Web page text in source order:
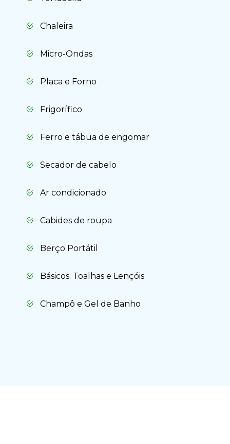
Chaleira
Micro-Ondas
Placa e Forno
Frigorífico
Ferro e tábua de engomar
Secador de cabelo
Ar condicionado
Cabides de roupa
Berço Portátil
Básicos: Toalhas e Lençóis
Champô e Gel de Banho